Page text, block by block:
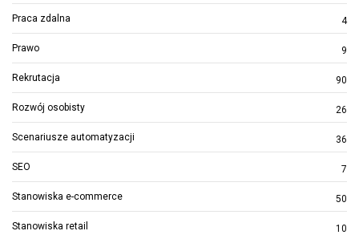
Praca zdalna 4
Prawo 9
Rekrutacja 90
Rozwój osobisty 26
Scenariusze automatyzacji 36
SEO 7
Stanowiska e-commerce 50
Stanowiska retail 10